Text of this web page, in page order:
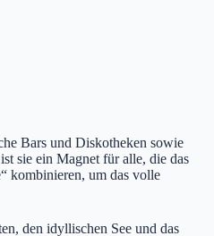
Bars und Diskotheken sowie
sie ein Magnet für alle, die das
kombinieren, um das volle
den idyllischen See und das